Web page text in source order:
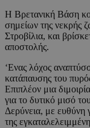
Η Βρετανική Βάση
σημείων της νεκρής
Στροβίλια, και
αποστολής.
‘Ενας λόχος
κατάπαυσης του
Επιπλέον μια
για το δυτικό μισό
Δερύνεια, με ευθύνη
της